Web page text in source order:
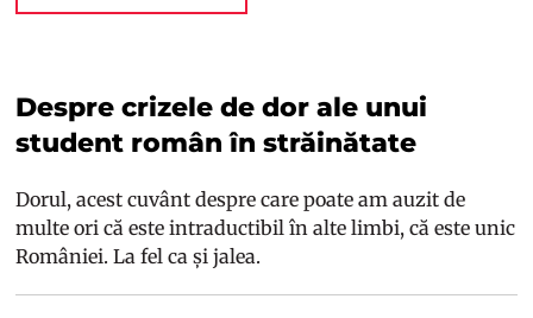
Despre crizele de dor ale unui
student român în străinătate
Dorul, acest cuvânt despre care poate am auzit de
multe ori că este intraductibil în alte limbi, că este unic
României. La fel ca și jalea.